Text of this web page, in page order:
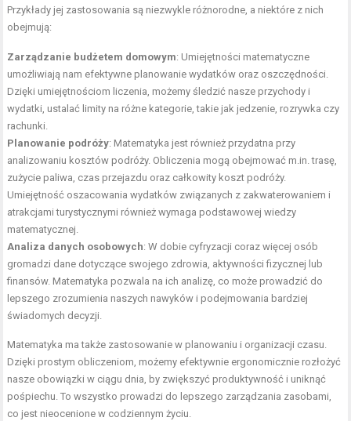
Przykłady jej zastosowania są niezwykle różnorodne, a niektóre z nich
obejmują:
Zarządzanie budżetem domowym: Umiejętności matematyczne
umożliwiają nam efektywne planowanie wydatków oraz oszczędności.
Dzięki umiejętnościom liczenia, możemy śledzić nasze przychody i
wydatki, ustalać limity na różne kategorie, takie jak jedzenie, rozrywka czy
rachunki.
Planowanie podróży: Matematyka jest również przydatna przy
analizowaniu kosztów podróży. Obliczenia mogą obejmować m.in. trasę,
zużycie paliwa, czas przejazdu oraz całkowity koszt podróży.
Umiejętność oszacowania wydatków związanych z zakwaterowaniem i
atrakcjami turystycznymi również wymaga podstawowej wiedzy
matematycznej.
Analiza danych osobowych: W dobie cyfryzacji coraz więcej osób
gromadzi dane dotyczące swojego zdrowia, aktywności fizycznej lub
finansów. Matematyka pozwala na ich analizę, co może prowadzić do
lepszego zrozumienia naszych nawyków i podejmowania bardziej
świadomych decyzji.
Matematyka ma także zastosowanie w planowaniu i organizacji czasu.
Dzięki prostym obliczeniom, możemy efektywnie ergonomicznie rozłożyć
nasze obowiązki w ciągu dnia, by zwiększyć produktywność i uniknąć
pośpiechu. To wszystko prowadzi do lepszego zarządzania zasobami,
co jest nieocenione w codziennym życiu.